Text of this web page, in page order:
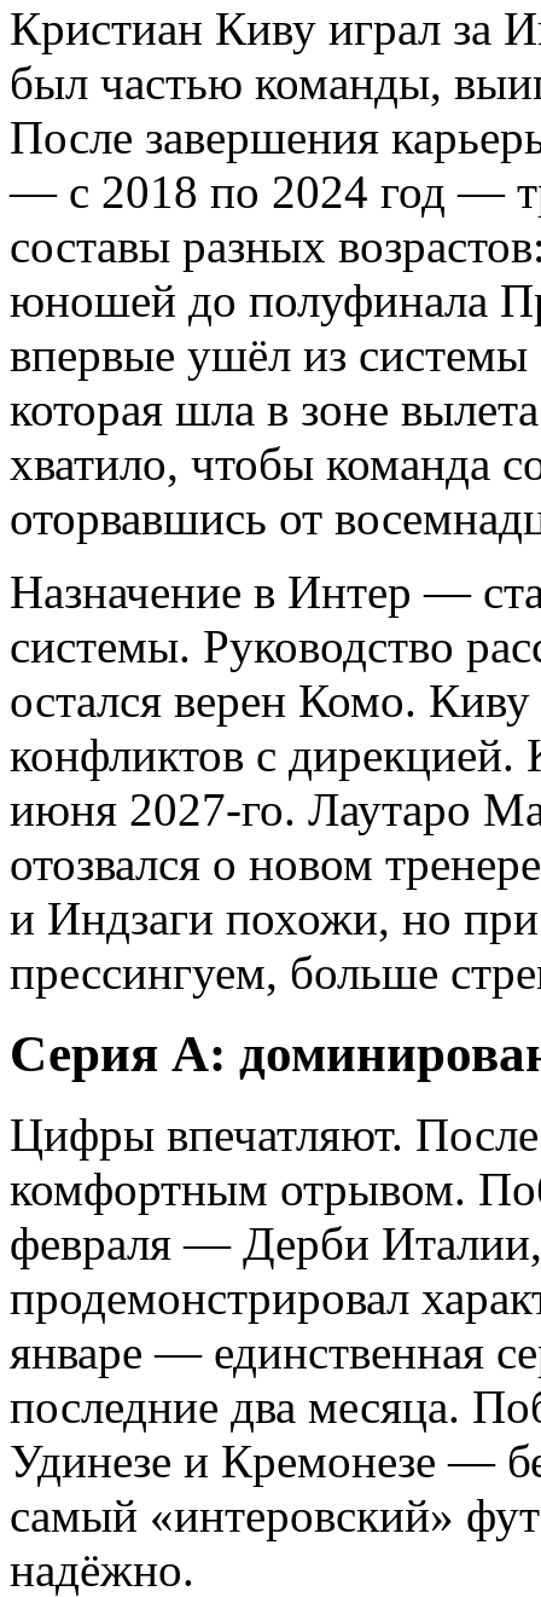
Кристиан Киву играл за
был частью команды,
После завершения
— с 2018 по 2024 год —
составы разных
юношей до полуфинала
впервые ушёл из
которая шла в зоне
хватило, чтобы команда
оторвавшись от
Назначение в Интер —
системы. Руководство
остался верен Комо.
конфликтов с
июня 2027-го. Лаутаро
отозвался о новом
и Индзаги похожи, но
прессингуем, больше
Серия А:
Цифры впечатляют.
комфортным отрывом.
февраля — Дерби
продемонстрировал
январе — единственная
последние два месяца.
Удинезе и Кремонезе —
самый «интеровский»
надёжно.